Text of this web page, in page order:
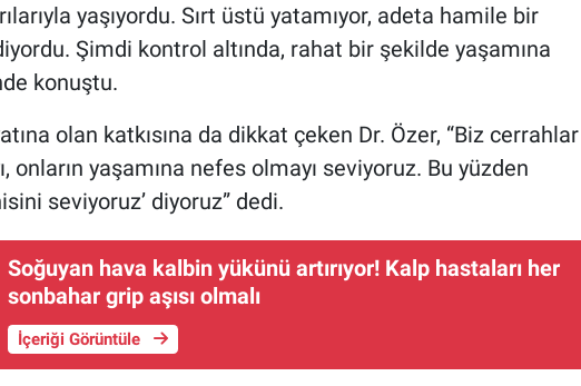
yaşıyordu. Sırt üstü yatamıyor, adeta hamile bir
Şimdi kontrol altında, rahat bir şekilde yaşamına
konuştu.
olan katkısına da dikkat çeken Dr. Özer, “Biz cerrahlar
onların yaşamına nefes olmayı seviyoruz. Bu yüzden
seviyoruz’ diyoruz” dedi.
Soğuyan hava kalbin yükünü artırıyor! Kalp hastaları her
sonbahar grip aşısı olmalı
İçeriği Görüntüle